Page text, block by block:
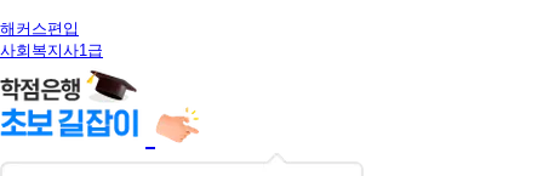
해커스편입
사회복지사1급